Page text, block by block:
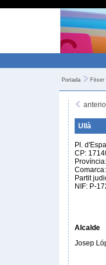
Portada Fitxer
Ullà
Pl.
CP:
Província:
Comarca:
Partit
NIF: P-
Alcalde
Josep